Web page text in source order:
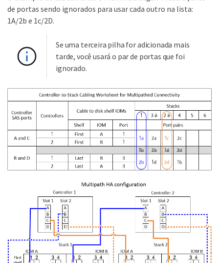
de portas sendo ignorados para usar cada outro na lista:
1A/2b e 1c/2D.
Se uma terceira pilha for adicionada mais
tarde, você usará o par de portas que foi
ignorado.